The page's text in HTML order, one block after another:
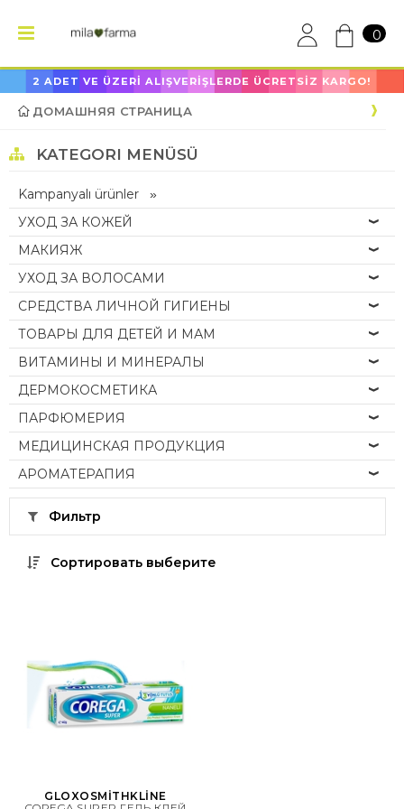
0
2 ADET VE ÜZERİ ALIŞVERİŞLERDE ÜCRETSİZ KARGO!
ДОМАШНЯЯ СТРАНИЦА
KATEGORI MENÜSÜ
Kampanyalı ürünler
УХОД ЗА КОЖЕЙ
МАКИЯЖ
УХОД ЗА ВОЛОСАМИ
СРЕДСТВА ЛИЧНОЙ ГИГИЕНЫ
ТОВАРЫ ДЛЯ ДЕТЕЙ И МАМ
ВИТАМИНЫ И МИНЕРАЛЫ
ДЕРМОКОСМЕТИКА
ПАРФЮМЕРИЯ
МЕДИЦИНСКАЯ ПРОДУКЦИЯ
АРОМАТЕРАПИЯ
Фильтр
Сортировать выберите
GLOXOSMİTHKLİNE